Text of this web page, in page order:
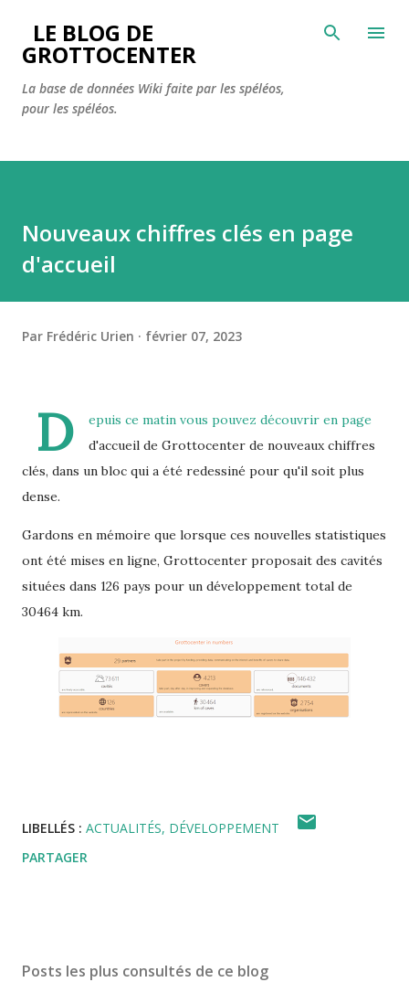
Accéder au contenu principal
LE BLOG DE
GROTTOCENTER
La base de données Wiki faite par les spéléos,
pour les spéléos.
Nouveaux chiffres clés en page
d'accueil
Par Frédéric Urien février 07, 2023
D
epuis ce matin vous pouvez découvrir en page
d'accueil de Grottocenter de nouveaux chiffres
clés, dans un bloc qui a été redessiné pour qu'il soit plus
dense.
Gardons en mémoire que lorsque ces nouvelles statistiques
ont été mises en ligne, Grottocenter proposait des cavités
situées dans 126 pays pour un développement total de
30464 km.
LIBELLÉS : ACTUALITÉS DÉVELOPPEMENT
PARTAGER
Posts les plus consultés de ce blog